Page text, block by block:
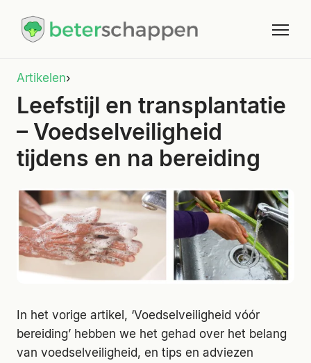
Artikelen›
Leefstijl en transplantatie
– Voedselveiligheid
tijdens en na bereiding
In het vorige artikel, ‘Voedselveiligheid vóór
bereiding’ hebben we het gehad over het belang
van voedselveiligheid, en tips en adviezen